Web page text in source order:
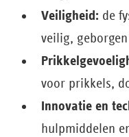
Veiligheid: de
veilig,
voor prikkels,
Innovatie en
hulpmiddelen